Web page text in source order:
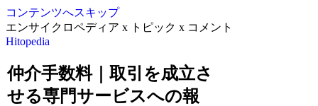
コンテンツへスキップ
エンサイクロペディア x トピック x コメント
Hitopedia
仲介手数料｜取引を成立さ
せる専門サービスへの報